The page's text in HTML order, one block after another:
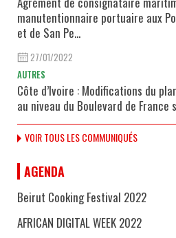
manutentionnaire portuaire aux
et de San Pe...
27/01/2022
AUTRES
Côte d’Ivoire : Modifications du
au niveau du Boulevard de France
VOIR TOUS LES COMMUNIQUÉS
AGENDA
Beirut Cooking Festival 2022
AFRICAN DIGITAL WEEK 2022